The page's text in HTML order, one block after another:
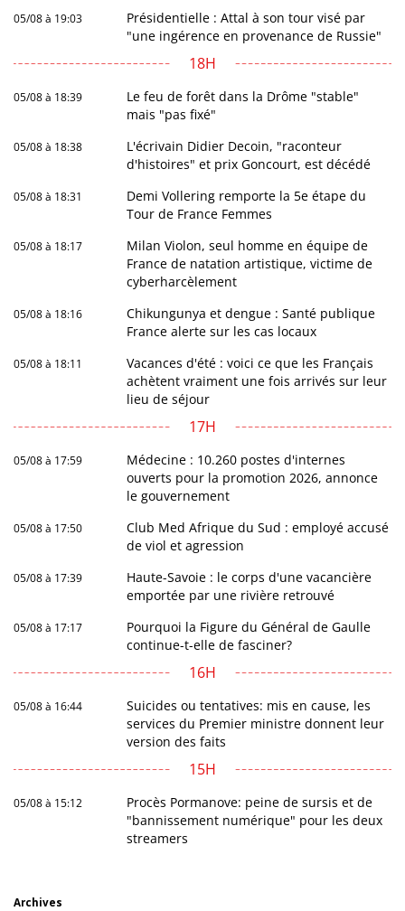
05/08 à 19:03
Présidentielle : Attal à son tour visé par
"une ingérence en provenance de Russie"
18H
05/08 à 18:39
Le feu de forêt dans la Drôme "stable"
mais "pas fixé"
05/08 à 18:38
L'écrivain Didier Decoin, "raconteur
d'histoires" et prix Goncourt, est décédé
05/08 à 18:31
Demi Vollering remporte la 5e étape du
Tour de France Femmes
05/08 à 18:17
Milan Violon, seul homme en équipe de
France de natation artistique, victime de
cyberharcèlement
05/08 à 18:16
Chikungunya et dengue : Santé publique
France alerte sur les cas locaux
05/08 à 18:11
Vacances d'été : voici ce que les Français
achètent vraiment une fois arrivés sur leur
lieu de séjour
17H
05/08 à 17:59
Médecine : 10.260 postes d'internes
ouverts pour la promotion 2026, annonce
le gouvernement
05/08 à 17:50
Club Med Afrique du Sud : employé accusé
de viol et agression
05/08 à 17:39
Haute-Savoie : le corps d'une vacancière
emportée par une rivière retrouvé
05/08 à 17:17
Pourquoi la Figure du Général de Gaulle
continue-t-elle de fasciner?
16H
05/08 à 16:44
Suicides ou tentatives: mis en cause, les
services du Premier ministre donnent leur
version des faits
15H
05/08 à 15:12
Procès Pormanove: peine de sursis et de
"bannissement numérique" pour les deux
streamers
Archives